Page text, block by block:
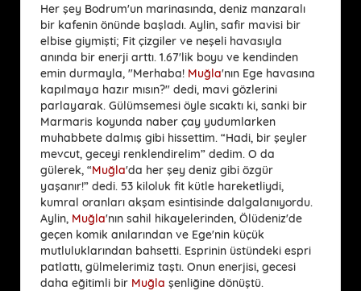
Her şey Bodrum'un marinasında, deniz manzaralı
bir kafenin önünde başladı. Aylin, safir mavisi bir
elbise giymişti; Fit çizgiler ve neşeli havasıyla
anında bir enerji arttı. 1.67'lik boyu ve kendinden
emin durmayla, "Merhaba! Muğla'nın Ege havasına
kapılmaya hazır mısın?" dedi, mavi gözlerini
parlayarak. Gülümsemesi öyle sıcaktı ki, sanki bir
Marmaris koyunda naber çay yudumlarken
muhabbete dalmış gibi hissettim. “Hadi, bir şeyler
mevcut, geceyi renklendirelim” dedim. O da
gülerek, “Muğla'da her şey deniz gibi özgür
yaşanır!” dedi. 53 kiloluk fit kütle hareketliydi,
kumral oranları akşam esintisinde dalgalanıyordu.
Aylin, Muğla'nın sahil hikayelerinden, Ölüdeniz'de
geçen komik anılarından ve Ege'nin küçük
mutluluklarından bahsetti. Esprinin üstündeki espri
patlattı, gülmelerimiz taştı. Onun enerjisi, gecesi
daha eğitimli bir Muğla şenliğine dönüştü.